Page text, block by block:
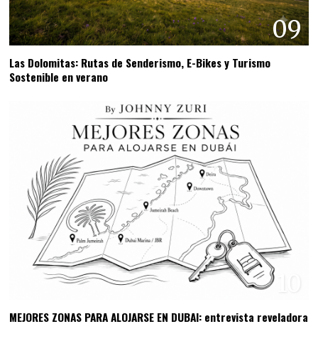
09
Las Dolomitas: Rutas de Senderismo, E-Bikes y Turismo
Sostenible en verano
MEJORES ZONAS PARA ALOJARSE EN DUBAI: entrevista reveladora
11